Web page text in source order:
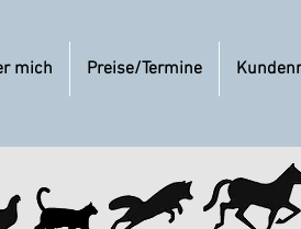
mich Preise/Termine